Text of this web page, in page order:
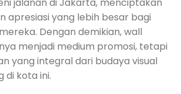
apresiasi yang lebih besar bagi
Dengan demikian, wall
menjadi medium promosi, tetapi
yang integral dari budaya visual
di kota ini.